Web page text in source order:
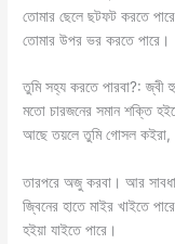
তোমার ছেলে ছটফট করতে
তোমার উপর ভর করতে পারে।
তুমি সহ্য করতে পারবা?:
মতো চারজনের সমান শক্তি
আছে তয়লে তুমি গোসল কইরা,
তারপরে অজু করবা। আর
জ্বিনের হাতে মাইর খাইতে
হইয়া যাইতে পারে।